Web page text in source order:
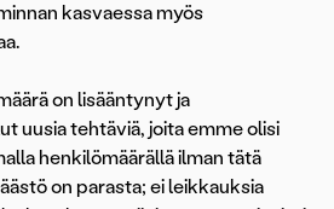
kasvaessa myös
on lisääntynyt ja
uusia tehtäviä, joita emme olisi
henkilömäärällä ilman tätä
on parasta; ei leikkauksia